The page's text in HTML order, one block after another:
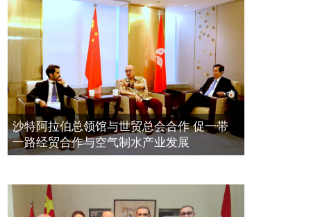
埃及总领事会晤拿督斯里吴罡豪 促一
带一路经贸合作与空气制水产业发展
2023年11月23日
拿督斯里吴罡豪晤土耳其总领事 促一
带一路经贸合作与空气制水产业发展
2023年11月23日
量波量子研究院
2021年12月10日
標量波光量子導入系統聯合國總部拿
督斯裏吳達鎔教授首發
2021年12月10日
空氣制水發明人吳達鎔出席聯合國環
境科政商管治聯盟會議
沙特阿拉伯总领馆与世贸总会合作 促一带
一路经贸合作与空气制水产业发展